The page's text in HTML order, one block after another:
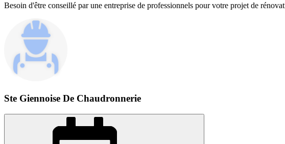
Besoin d'être conseillé par une entreprise de professionnels pour votre projet de
Ste Giennoise De Chaudronnerie